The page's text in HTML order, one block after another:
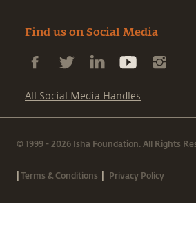
Find us on Social Media
All Social Media Handles
© 1999 - 2026 Isha Foundation. All Rights
|Terms & Conditions | Privacy Policy